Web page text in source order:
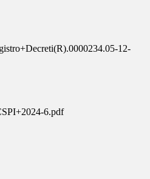
12-
6.pdf